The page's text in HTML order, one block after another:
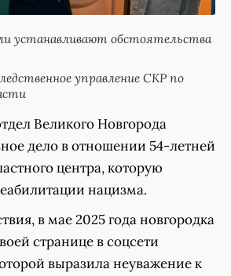
устанавливают обстоятельства
управление СКР по
Великого Новгорода
дело в отношении 54-летней
центра, которую
нацизма.
в мае 2025 года новгородка
странице в соцсети
выразила неуважение к